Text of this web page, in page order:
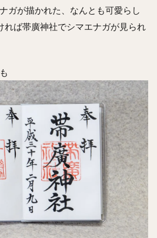
ガが描かれた、なんとも可愛らし
れば帯廣神社でシマエナガが見られ